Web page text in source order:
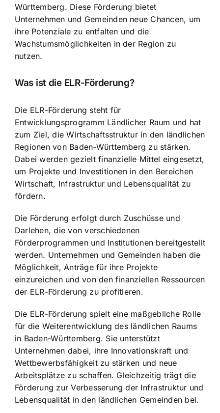
Württemberg. Diese Förderung bietet
Unternehmen und Gemeinden neue Chancen, um
ihre Potenziale zu entfalten und die
Wachstumsmöglichkeiten in der Region zu
nutzen.
Was ist die ELR-Förderung?
Die ELR-Förderung steht für
Entwicklungsprogramm Ländlicher Raum und hat
zum Ziel, die Wirtschaftsstruktur in den ländlichen
Regionen von Baden-Württemberg zu stärken.
Dabei werden gezielt finanzielle Mittel eingesetzt,
um Projekte und Investitionen in den Bereichen
Wirtschaft, Infrastruktur und Lebensqualität zu
fördern.
Die Förderung erfolgt durch Zuschüsse und
Darlehen, die von verschiedenen
Förderprogrammen und Institutionen bereitgestellt
werden. Unternehmen und Gemeinden haben die
Möglichkeit, Anträge für ihre Projekte
einzureichen und von den finanziellen Ressourcen
der ELR-Förderung zu profitieren.
Die ELR-Förderung spielt eine maßgebliche Rolle
für die Weiterentwicklung des ländlichen Raums
in Baden-Württemberg. Sie unterstützt
Unternehmen dabei, ihre Innovationskraft und
Wettbewerbsfähigkeit zu stärken und neue
Arbeitsplätze zu schaffen. Gleichzeitig trägt die
Förderung zur Verbesserung der Infrastruktur und
Lebensqualität in den ländlichen Gemeinden bei.